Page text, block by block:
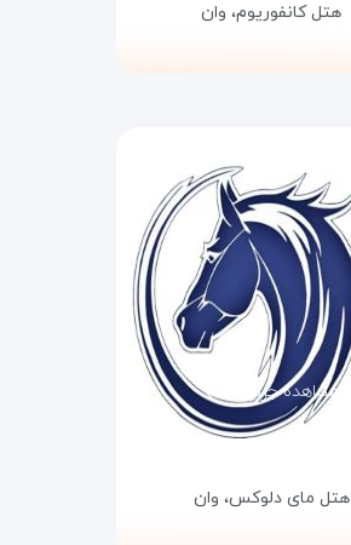
هتل کانفوریوم، وان
مشاهده جزئیات
هتل مای دلوکس، وان